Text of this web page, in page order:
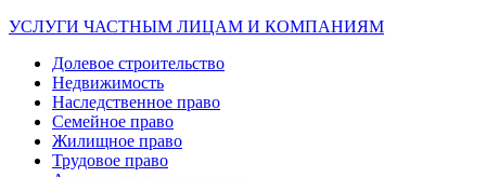
УСЛУГИ ЧАСТНЫМ ЛИЦАМ И КОМПАНИЯМ
Долевое строительство
Недвижимость
Наследственное право
Семейное право
Жилищное право
Трудовое право